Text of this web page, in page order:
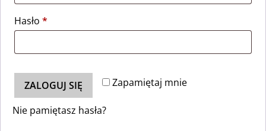
Hasło *
Zapamiętaj mnie
ZALOGUJ SIĘ
Nie pamiętasz hasła?